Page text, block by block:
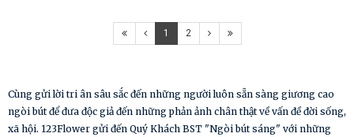
1 2
Cùng gửi lời tri ân sâu sắc đến những người luôn sẵn sàng giương cao
ngòi bút để đưa độc giả đến những phản ảnh chân thật về vấn đề đời sống,
xã hội. 123Flower gửi đến Quý Khách BST "Ngòi bút sáng" với những